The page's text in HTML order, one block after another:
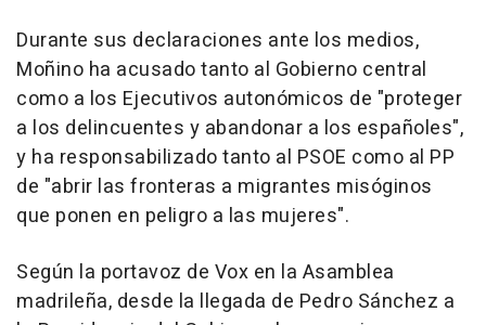
Durante sus declaraciones ante los medios,
Moñino ha acusado tanto al Gobierno central
como a los Ejecutivos autonómicos de "proteger
a los delincuentes y abandonar a los españoles",
y ha responsabilizado tanto al PSOE como al PP
de "abrir las fronteras a migrantes misóginos
que ponen en peligro a las mujeres".
Según la portavoz de Vox en la Asamblea
madrileña, desde la llegada de Pedro Sánchez a